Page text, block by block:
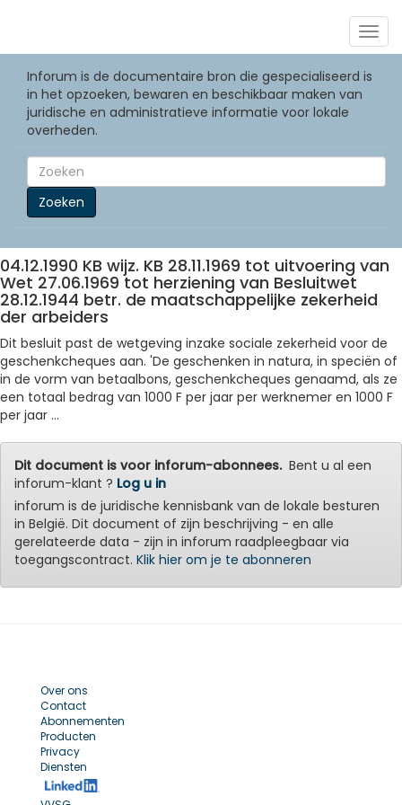
Inforum is de documentaire bron die gespecialiseerd is
in het opzoeken, bewaren en beschikbaar maken van
juridische en administratieve informatie voor lokale
overheden.
Zoeken
04.12.1990 KB wijz. KB 28.11.1969 tot uitvoering van
Wet 27.06.1969 tot herziening van Besluitwet
28.12.1944 betr. de maatschappelijke zekerheid
der arbeiders
Dit besluit past de wetgeving inzake sociale zekerheid voor de
geschenkcheques aan. 'De geschenken in natura, in speciën of
in de vorm van betaalbons, geschenkcheques genaamd, als ze
een totaal bedrag van 1000 F per jaar per werknemer en 1000 F
per jaar ...
Dit document is voor inforum-abonnees.Bent u al een
inforum-klant ? Log u in
inforum is de juridische kennisbank van de lokale besturen
in België. Dit document of zijn beschrijving - en alle
gerelateerde data - zijn in inforum raadpleegbaar via
toegangscontract. Klik hier om je te abonneren
Over ons
Contact
Abonnementen
Producten
Privacy
Diensten